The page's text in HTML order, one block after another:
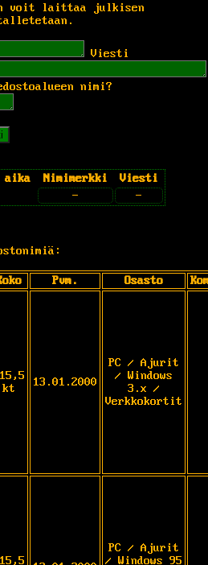
voit laittaa julkisen
Viesti
nimi?
aika Nimimerkki
Viesti
- -
Pvm. Osasto
kt
13.01.2000
PC / Ajurit
/ Windows
3.x /
Verkkokortit
PC / Ajurit
/ Windows 95